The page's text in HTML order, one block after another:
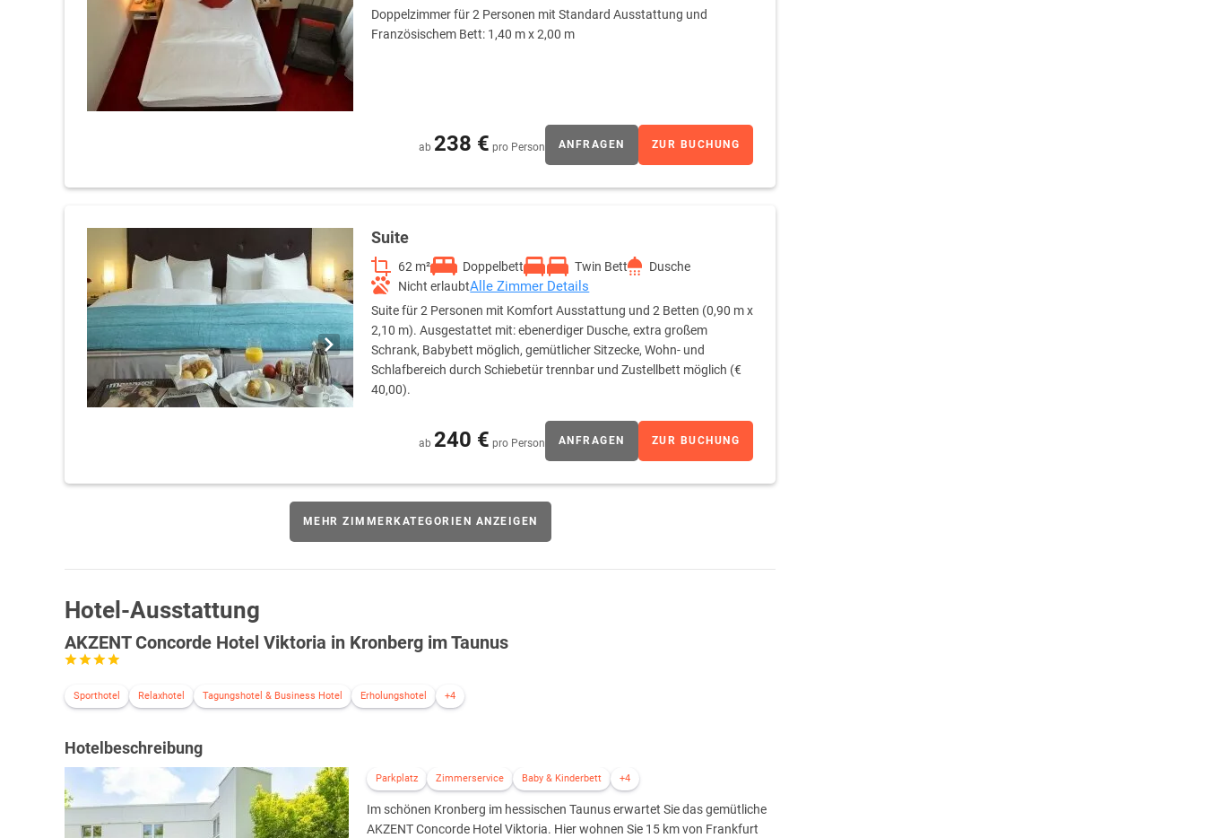
Doppelzimmer für 2 Personen mit Standard Ausstattung und
Französischem Bett: 1,40 m x 2,00 m
ab 238 € pro Person ANFRAGEN ZUR BUCHUNG
Suite
62 m² Doppelbett Twin Bett
Dusche
Nicht erlaubtAlle Zimmer Details
Suite für 2 Personen mit Komfort Ausstattung und 2 Betten (0,90 m x
2,10 m). Ausgestattet mit: ebenerdiger Dusche, extra großem
Schrank, Babybett möglich, gemütlicher Sitzecke, Wohn- und
Schlafbereich durch Schiebetür trennbar und Zustellbett möglich (€
40,00).
ab 240 € pro Person ANFRAGEN ZUR BUCHUNG
MEHR ZIMMERKATEGORIEN ANZEIGEN
Hotel-Ausstattung
AKZENT Concorde Hotel Viktoria in Kronberg im Taunus
Sporthotel Relaxhotel Tagungshotel & Business Hotel Erholungshotel +4
Hotelbeschreibung
Parkplatz Zimmerservice Baby & Kinderbett +4
Im schönen Kronberg im hessischen Taunus erwartet Sie das gemütliche
AKZENT Concorde Hotel Viktoria. Hier wohnen Sie 15 km von Frankfurt